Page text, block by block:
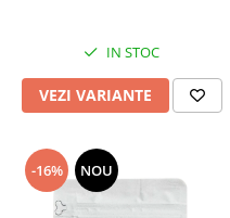
IN STOC
VEZI VARIANTE
-16% NOU